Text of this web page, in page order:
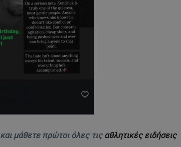
και μάθετε πρώτοι όλες τις αθλητικές ειδήσεις